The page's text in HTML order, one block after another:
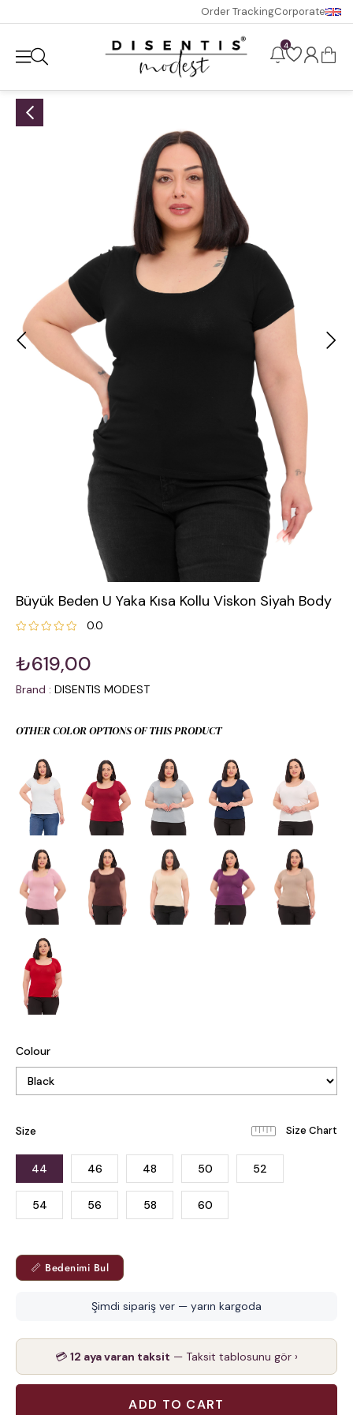
Order TrackingCorporate
4
Büyük Beden U Yaka Kısa Kollu Viskon Siyah Body
0.0
₺619,00
Brand : DISENTIS MODEST
OTHER COLOR OPTIONS OF THIS PRODUCT
Colour
Size
44 46 48 50 52
54 56 58 60
📏 Bedenimi Bul
Şimdi sipariş ver — yarın kargoda
💳 12 aya varan taksit — Taksit tablosunu gör ›